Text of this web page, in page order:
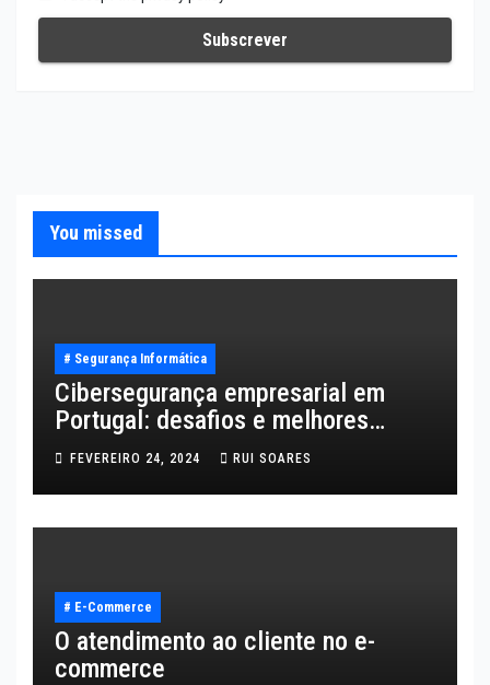
You missed
# Segurança Informática
Cibersegurança empresarial em
Portugal: desafios e melhores
práticas
FEVEREIRO 24, 2024 RUI SOARES
# E-Commerce
O atendimento ao cliente no e-
commerce